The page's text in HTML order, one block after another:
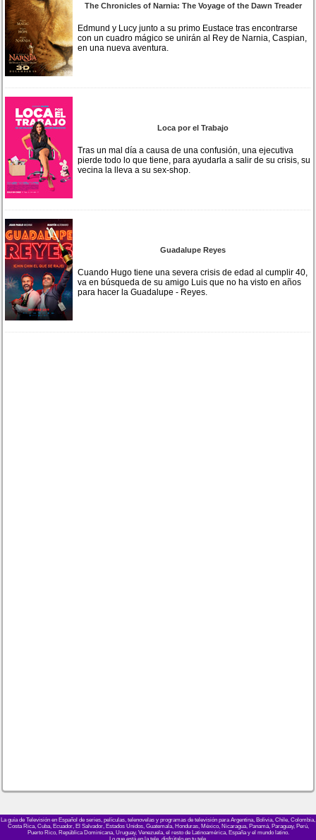
The Chronicles of Narnia: The Voyage of the Dawn Treader
Edmund y Lucy junto a su primo Eustace tras encontrarse
con un cuadro mágico se unirán al Rey de Narnia, Caspian,
en una nueva aventura.
Loca por el Trabajo
Tras un mal día a causa de una confusión, una ejecutiva
pierde todo lo que tiene, para ayudarla a salir de su crisis, su
vecina la lleva a su sex-shop.
Guadalupe Reyes
Cuando Hugo tiene una severa crisis de edad al cumplir 40,
va en búsqueda de su amigo Luis que no ha visto en años
para hacer la Guadalupe - Reyes.
La guía de Televisión en Español de series, películas, telenovelas y programas de televisión para Argentina, Bolivia, Chile, Colombia,
Costa Rica, Cuba, Ecuador, El Salvador, Estados Unidos, Guatemala, Honduras, México, Nicaragua, Panamá, Paraguay, Perú,
Puerto Rico, República Dominicana, Uruguay, Venezuela, el resto de Latinoamérica, España y el mundo latino.
Lo que está en la tele, disfrútalo en tu tele.